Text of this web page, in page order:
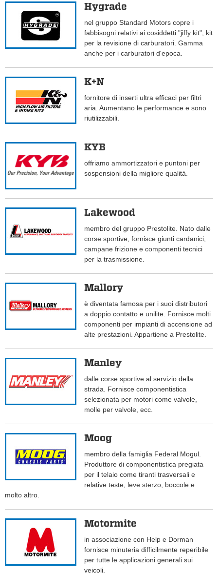
Hygrade
nel gruppo Standard Motors copre i
fabbisogni relativi ai cosiddetti "jiffy kit", kit
per la revisione di carburatori. Gamma
anche per i carburatori d'epoca.
K+N
fornitore di inserti ultra efficaci per filtri
aria. Aumentano le performance e sono
riutilizzabili.
KYB
offriamo ammortizzatori e puntoni per
sospensioni della migliore qualità.
Lakewood
membro del gruppo Prestolite. Nato dalle
corse sportive, fornisce giunti cardanici,
campane frizione e componenti tecnici
per la trasmissione.
Mallory
è diventata famosa per i suoi distributori
a doppio contatto e unilite. Fornisce molti
componenti per impianti di accensione ad
alte prestazioni. Appartiene a Prestolite.
Manley
dalle corse sportive al servizio della
strada. Fornisce componentistica
selezionata per motori come valvole,
molle per valvole, ecc.
Moog
membro della famiglia Federal Mogul.
Produttore di componentistica pregiata
per il telaio come tiranti trasversali e
relative teste, leve sterzo, boccole e
molto altro.
Motormite
in associazione con Help e Dorman
fornisce minuteria difficilmente reperibile
per tutte le applicazioni generali sui
veicoli.